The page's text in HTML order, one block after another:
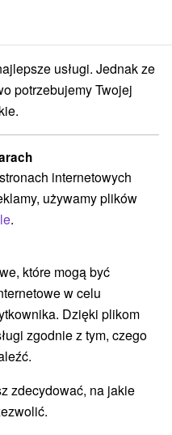
Hotel Galéria Bratislava
booking
OFERTY
z właścicielem.
usługi. Jednak ze
potrzebujemy Twojej
internetowych
używamy plików
.
które mogą być
w celu
Dzięki plikom
zgodnie z tym, czego
zdecydować, na jakie